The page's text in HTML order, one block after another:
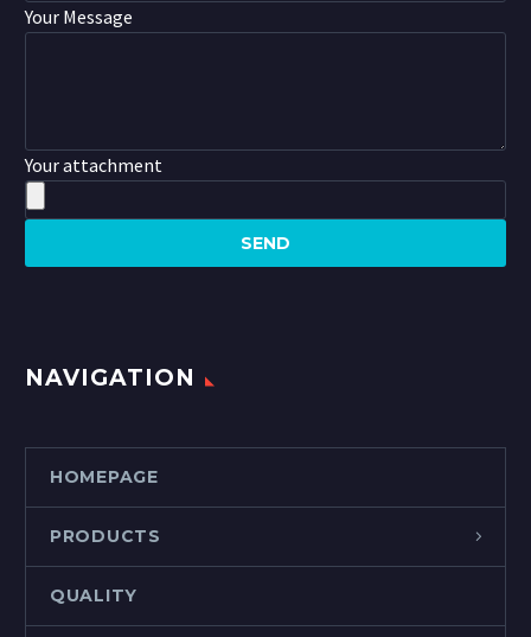
Your Message
Your attachment
NAVIGATION
HOMEPAGE
PRODUCTS
QUALITY